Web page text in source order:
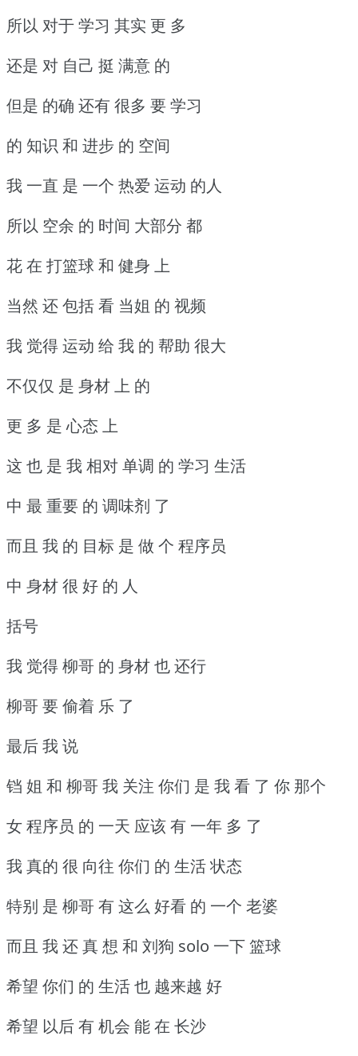
所以 对于 学习 其实 更 多
还是 对 自己 挺 满意 的
但是 的确 还有 很多 要 学习
的 知识 和 进步 的 空间
我 一直 是 一个 热爱 运动 的人
所以 空余 的 时间 大部分 都
花 在 打篮球 和 健身 上
当然 还 包括 看 当姐 的 视频
我 觉得 运动 给 我 的 帮助 很大
不仅仅 是 身材 上 的
更 多 是 心态 上
这 也 是 我 相对 单调 的 学习 生活
中 最 重要 的 调味剂 了
而且 我 的 目标 是 做 个 程序员
中 身材 很 好 的 人
括号
我 觉得 柳哥 的 身材 也 还行
柳哥 要 偷着 乐 了
最后 我 说
铛 姐 和 柳哥 我 关注 你们 是 我 看 了 你 那个
女 程序员 的 一天 应该 有 一年 多 了
我 真的 很 向往 你们 的 生活 状态
特别 是 柳哥 有 这么 好看 的 一个 老婆
而且 我 还 真 想 和 刘狗 solo 一下 篮球
希望 你们 的 生活 也 越来越 好
希望 以后 有 机会 能 在 长沙